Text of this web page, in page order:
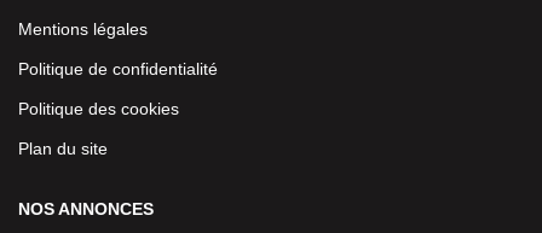
Mentions légales
Politique de confidentialité
Politique des cookies
Plan du site
NOS ANNONCES